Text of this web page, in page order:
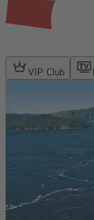
VIP Club